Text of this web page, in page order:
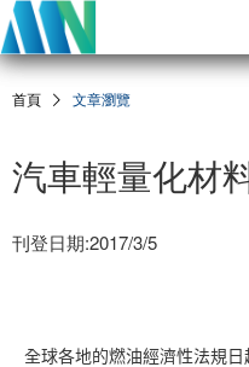
首頁 文章瀏覽
汽車輕量化材
刊登日期:2017/3/5
全球各地的燃油經濟性法規